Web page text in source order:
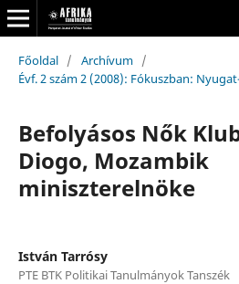
Főoldal / Archívum /
Évf. 2 szám 2 (2008): Fókuszban:
Befolyásos Nők
Diogo, Mozambik
miniszterelnöke
István Tarrósy
PTE BTK Politikai Tanulmányok Tanszék